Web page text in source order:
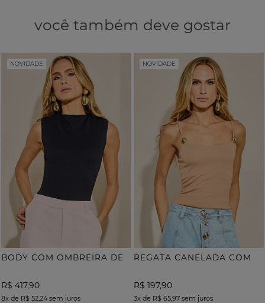
você também deve gostar
NOVIDADE
R$ 417,90
8x de R$ 52,24 sem juros
NOVIDADE
R$ 197,90
3x de R$ 65,97 sem juros